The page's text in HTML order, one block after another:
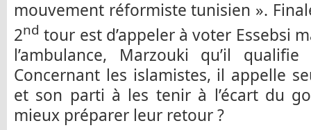
mouvement réformiste tunisien ».
2nd tour est d’appeler à voter Essebsi
l’ambulance, Marzouki qu’il
Concernant les islamistes, il appelle
et son parti à les tenir à l’écart du
mieux préparer leur retour ?